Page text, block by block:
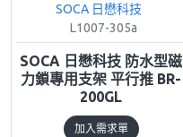
SOCA 日懋科技
L1007-305a
SOCA 日懋科技 防水型磁
力鎖專用支架 平行推 BR-
200GL
加入需求單